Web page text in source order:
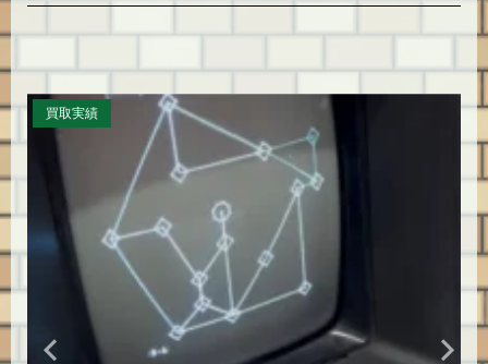
レトロ家電 買取実績